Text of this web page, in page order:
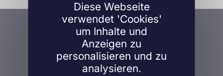
Diese Webseite
verwendet 'Cookies'
um Inhalte und
Anzeigen zu
personalisieren und zu
analysieren.
Eine Frage, ein Projekt?
Kontaktieren Sie uns!